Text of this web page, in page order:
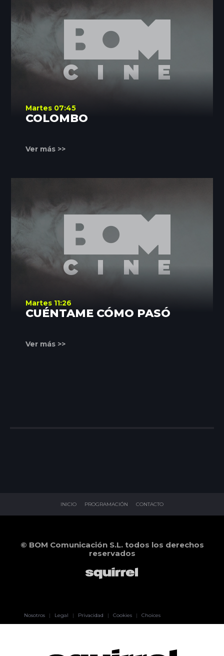
Martes 07:45
COLOMBO
Ver más >>
Martes 11:26
CUÉNTAME CÓMO PASÓ
Ver más >>
INICIO PROGRAMACIÓN CONTACTO
© BOM Comunicación S.L. todos los derechos
reservados
Nosotros | Legal | Privacidad | Cookies | Choices